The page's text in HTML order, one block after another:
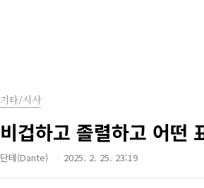
기타/시사
비겁하고 졸렬하고 어떤
단테(Dante) 2025. 2. 25. 23:19